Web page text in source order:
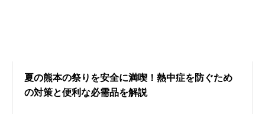
夏の熊本の祭りを安全に満喫！熱中症を防ぐため
の対策と便利な必需品を解説